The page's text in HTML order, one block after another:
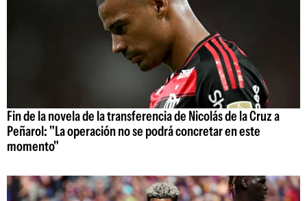
Fin de la novela de la transferencia de Nicolás de la Cruz a
Peñarol: "La operación no se podrá concretar en este
momento"